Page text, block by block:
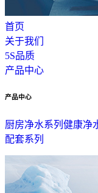
首页
关于我们
5S品质
产品中心
产品中心
厨房净水系列 健康净
配套系列